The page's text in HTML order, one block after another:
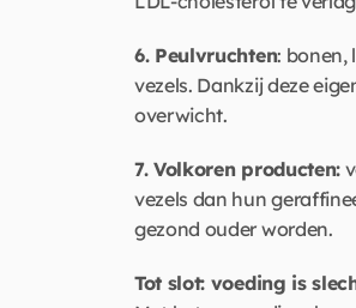
6. Peulvruchten: bonen,
vezels. Dankzij deze
overwicht.
7. Volkoren producten:
vezels dan hun
gezond ouder worden.
Tot slot: voeding is